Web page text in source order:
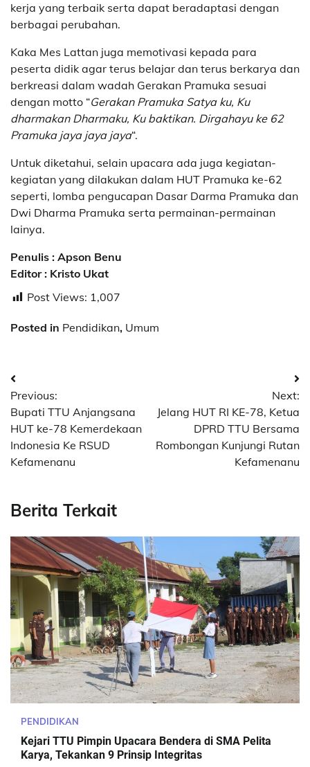
kerja yang terbaik serta dapat beradaptasi dengan
berbagai perubahan.
Kaka Mes Lattan juga memotivasi kepada para
peserta didik agar terus belajar dan terus berkarya dan
berkreasi dalam wadah Gerakan Pramuka sesuai
dengan motto “Gerakan Pramuka Satya ku, Ku
dharmakan Dharmaku, Ku baktikan. Dirgahayu ke 62
Pramuka jaya jaya jaya“.
Untuk diketahui, selain upacara ada juga kegiatan-
kegiatan yang dilakukan dalam HUT Pramuka ke-62
seperti, lomba pengucapan Dasar Darma Pramuka dan
Dwi Dharma Pramuka serta permainan-permainan
lainya.
Penulis : Apson Benu
Editor : Kristo Ukat
Post Views: 1,007
Posted in Pendidikan, Umum
Post
navigation
Previous:
Bupati TTU Anjangsana
HUT ke-78 Kemerdekaan
Indonesia Ke RSUD
Kefamenanu
Next:
Jelang HUT RI KE-78, Ketua
DPRD TTU Bersama
Rombongan Kunjungi Rutan
Kefamenanu
Berita Terkait
PENDIDIKAN
Kejari TTU Pimpin Upacara Bendera di SMA Pelita
Karya, Tekankan 9 Prinsip Integritas